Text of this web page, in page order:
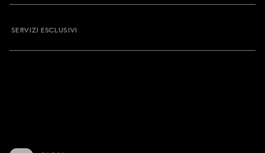
SERVIZI ESCLUSIVI